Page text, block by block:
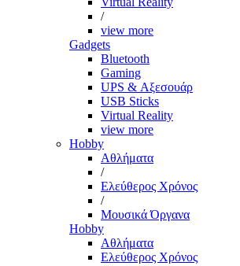
/
view more
Gadgets
Bluetooth
Gaming
UPS & Αξεσουάρ
USB Sticks
Virtual Reality
view more
Hobby
Αθλήματα
/
Ελεύθερος Χρόνος
/
Μουσικά Όργανα
Hobby
Αθλήματα
Ελεύθερος Χρόνος